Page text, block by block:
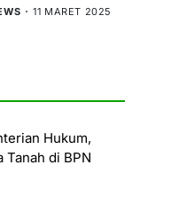
11 MARET 2025